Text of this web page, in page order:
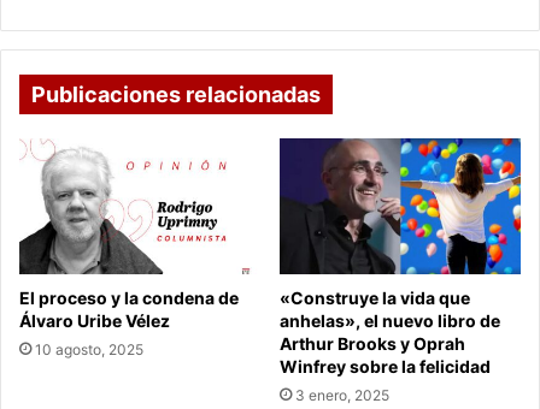
“altamente
sostenible,
responsable
y
de
alta
calidad”.
Publicaciones relacionadas
El proceso y la condena de
Álvaro Uribe Vélez
10 agosto, 2025
«Construye la vida que
anhelas», el nuevo libro de
Arthur Brooks y Oprah
Winfrey sobre la felicidad
3 enero, 2025